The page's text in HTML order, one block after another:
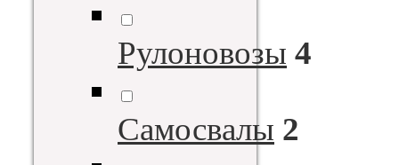
Рулоновозы 4
Самосвалы 2